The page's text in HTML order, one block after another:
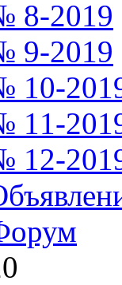
8-2019
9-2019
10-
11-
12-